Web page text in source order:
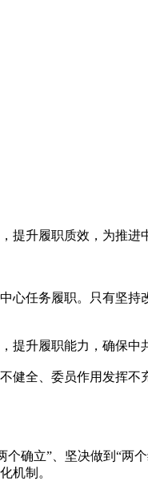
升履职质效，为推进
任务履职。只有坚持
升履职能力，确保中
全、委员作用发挥不
立”、坚决做到“两
机制。